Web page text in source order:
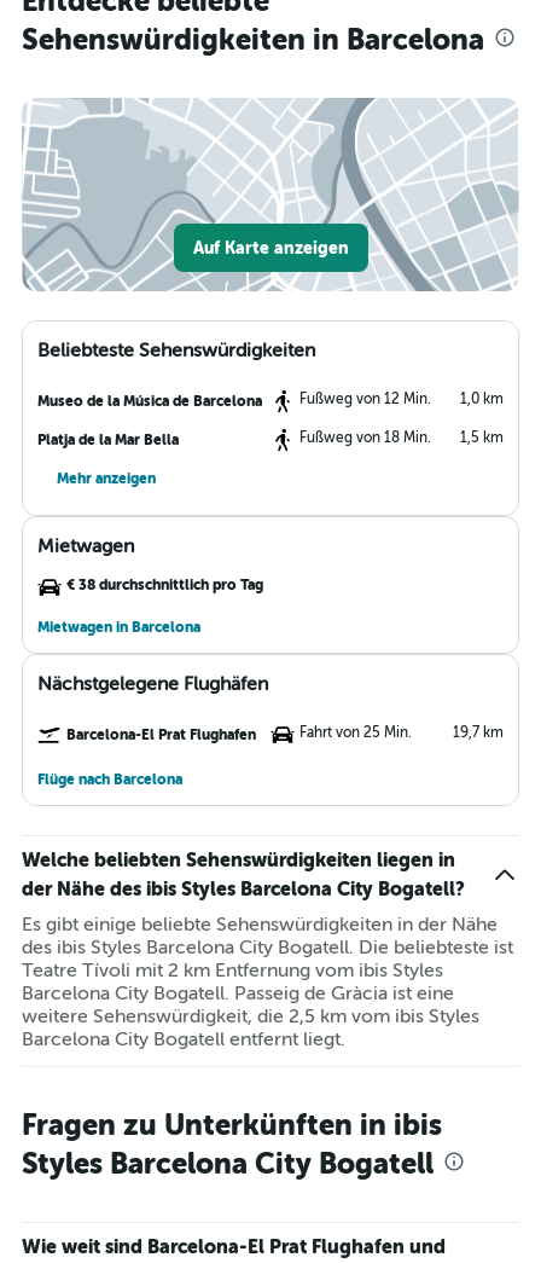
Sehenswürdigkeiten in Barcelona
Auf Karte anzeigen
Beliebteste Sehenswürdigkeiten
Museo de la Música de Barcelona Fußweg von 12 Min. 1,0 km
Platja de la Mar Bella Fußweg von 18 Min. 1,5 km
Mehr anzeigen
Mietwagen
€ 38 durchschnittlich pro Tag
Mietwagen in Barcelona
Nächstgelegene Flughäfen
Barcelona-El Prat Flughafen Fahrt von 25 Min. 19,7 km
Flüge nach Barcelona
Welche beliebten Sehenswürdigkeiten liegen in
der Nähe des ibis Styles Barcelona City Bogatell?
Es gibt einige beliebte Sehenswürdigkeiten in der Nähe
des ibis Styles Barcelona City Bogatell. Die beliebteste ist
Teatre Tívoli mit 2 km Entfernung vom ibis Styles
Barcelona City Bogatell. Passeig de Gràcia ist eine
weitere Sehenswürdigkeit, die 2,5 km vom ibis Styles
Barcelona City Bogatell entfernt liegt.
Fragen zu Unterkünften in ibis
Styles Barcelona City Bogatell
Wie weit sind Barcelona-El Prat Flughafen und